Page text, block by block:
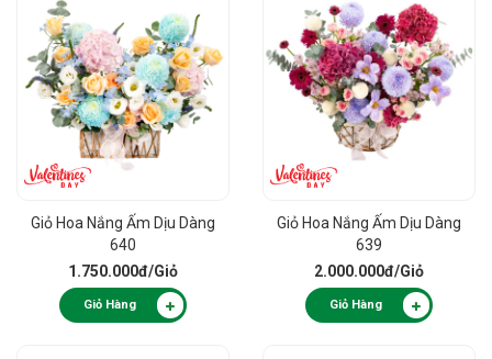
Giỏ Hoa Nắng Ấm Dịu Dàng
640
1.750.000đ/Giỏ
Giỏ Hàng
Giỏ Hoa Nắng Ấm Dịu Dàng
639
2.000.000đ/Giỏ
Giỏ Hàng